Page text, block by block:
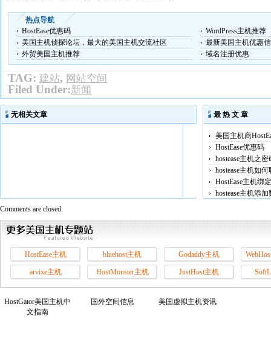
热点导航
HostEase优惠码
WordPress主机推荐
美国主机侦探论坛，最大的美国主机交流社区
最新美国主机优惠
外贸美国主机推荐
域名注册优惠
TAG: 建站, 网站空间
Filed Under:新闻
无相关文章 最 热 文 章
美国主机商
HostEase优惠码
hostease主机之
hostease主机如
HostEase主机绑
hostease主机添
Comments are closed.
HostEase主机 bluehost主机 Godaddy主机
arvixe主机 HostMonster主机 JustHost主机
HostGator美国主机中
文指南
国外空间信息 美国虚拟主机资讯